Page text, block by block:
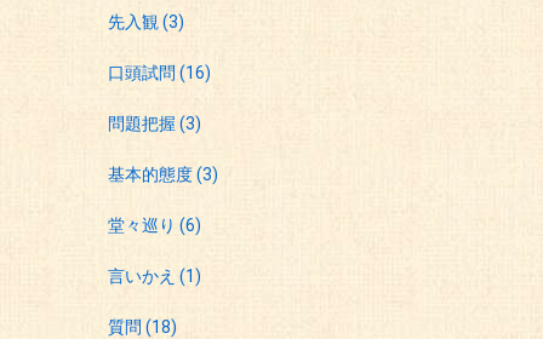
先入観(3)
口頭試問(16)
問題把握(3)
基本的態度(3)
堂々巡り(6)
言いかえ(1)
質問(18)